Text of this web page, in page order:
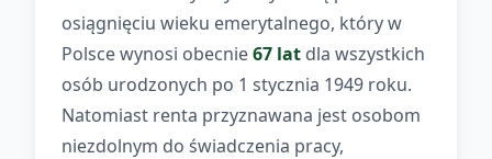
osiągnięciu wieku emerytalnego, który w
Polsce wynosi obecnie67 lat dla wszystkich
osób urodzonych po 1 stycznia 1949 roku.
Natomiast renta przyznawana jest osobom
niezdolnym do świadczenia pracy,